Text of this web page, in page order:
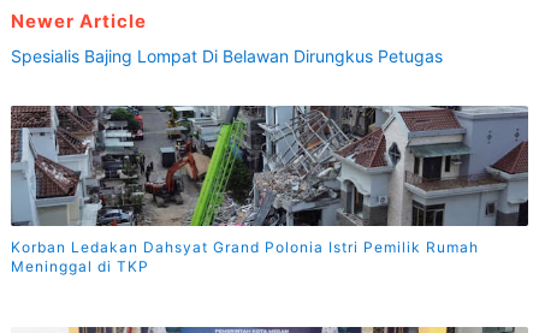
Newer Article
Spesialis Bajing Lompat Di Belawan Dirungkus Petugas
Korban Ledakan Dahsyat Grand Polonia Istri Pemilik Rumah
Meninggal di TKP